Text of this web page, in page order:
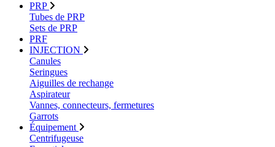
PRP
Tubes de PRP
Sets de PRP
PRF
INJECTION
Canules
Seringues
Aiguilles de rechange
Aspirateur
Vannes, connecteurs, fermetures
Garrots
Équipement
Centrifugeuse